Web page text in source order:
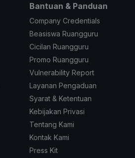
Bantuan & Panduan
Company Credentials
Beasiswa Ruangguru
Cicilan Ruangguru
Promo Ruangguru
Vulnerability Report
Layanan Pengaduan
Syarat & Ketentuan
Kebijakan Privasi
Tentang Kami
Kontak Kami
Press Kit